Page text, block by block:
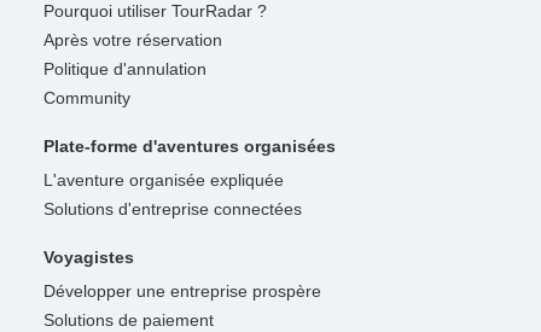
Pourquoi utiliser TourRadar ?
Après votre réservation
Politique d'annulation
Community
Plate-forme d'aventures organisées
L'aventure organisée expliquée
Solutions d'entreprise connectées
Voyagistes
Développer une entreprise prospère
Solutions de paiement